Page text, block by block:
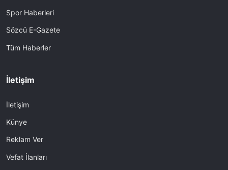
Spor Haberleri
Sözcü E-Gazete
Tüm Haberler
İletişim
İletişim
Künye
Reklam Ver
Vefat İlanları